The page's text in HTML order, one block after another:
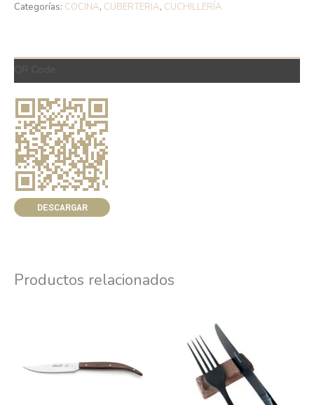
Categorías: COCINA, CUBERTERIA, CUCHILLERÍA
DESCARGAR
Productos relacionados